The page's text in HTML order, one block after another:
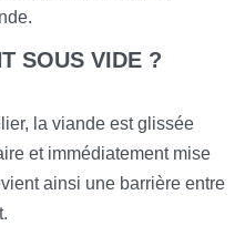
SOUS VIDE ?
la viande est glissée
et immédiatement mise
ainsi une barrière entre